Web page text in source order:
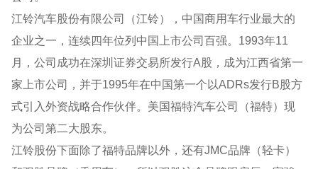
江铃汽车股份有限公司（江铃），中国商用车行业最大的
企业之一，连续四年位列中国上市公司百强。1993年11
月，公司成功在深圳证券交易所发行A股，成为江西省第一
家上市公司，并于1995年在中国第一个以ADRs发行B股方
式引入外资战略合作伙伴。美国福特汽车公司（福特）现
为公司第二大股东。
江铃股份下面除了福特品牌以外，还有JMC品牌（轻卡）